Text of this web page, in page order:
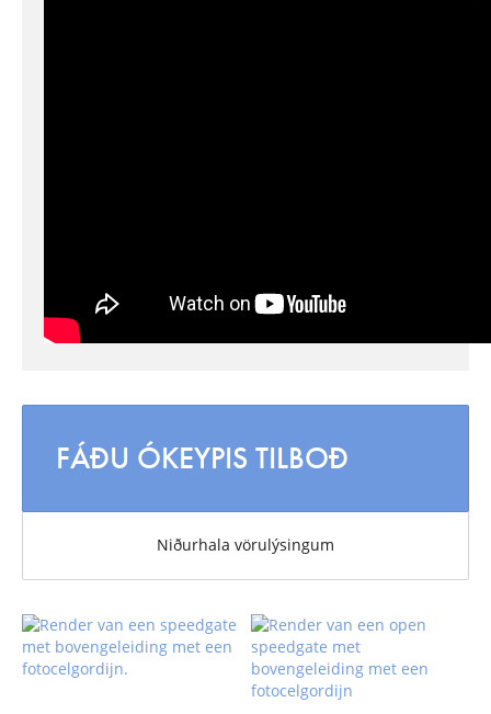
FÁÐU ÓKEYPIS TILBOÐ
Niðurhala vörulýsingum